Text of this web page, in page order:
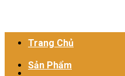
Trang Chủ
Sản Phẩm